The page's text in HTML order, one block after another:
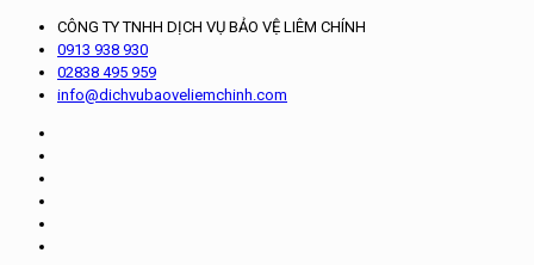
CÔNG TY TNHH DỊCH VỤ BẢO VỆ LIÊM CHÍNH
0913 938 930
02838 495 959
info@dichvubaoveliemchinh.com